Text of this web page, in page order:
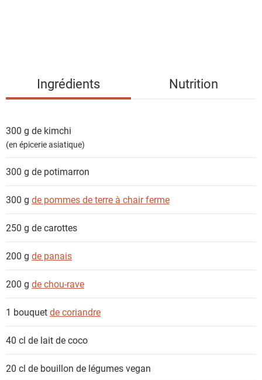
i
e
n
s
Ingrédients Nutrition
300 g de kimchi
(en épicerie asiatique)
300 g de potimarron
300 g de pommes de terre à chair ferme
250 g de carottes
200 g de panais
200 g de chou-rave
1 bouquetde coriandre
40 cl de lait de coco
20 cl de bouillon de légumes vegan